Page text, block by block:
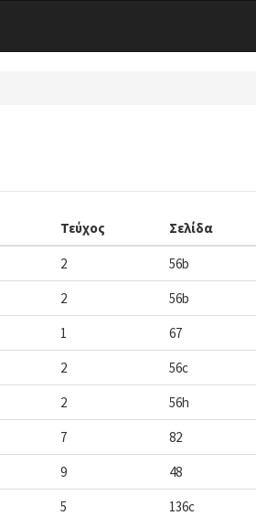
Τεύχος Σελίδα
2 56b
2 56b
1 67
2 56c
2 56h
7 82
9 48
5 136c